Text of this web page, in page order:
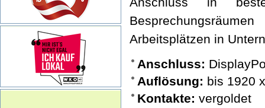
Arbeitsplätzen in
Anschluss:
Auflösung: bis 1920
Kontakte: vergoldet